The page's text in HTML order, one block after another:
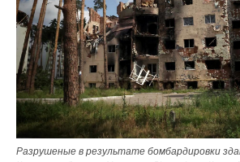
Разрушеные в результате бомбардировки